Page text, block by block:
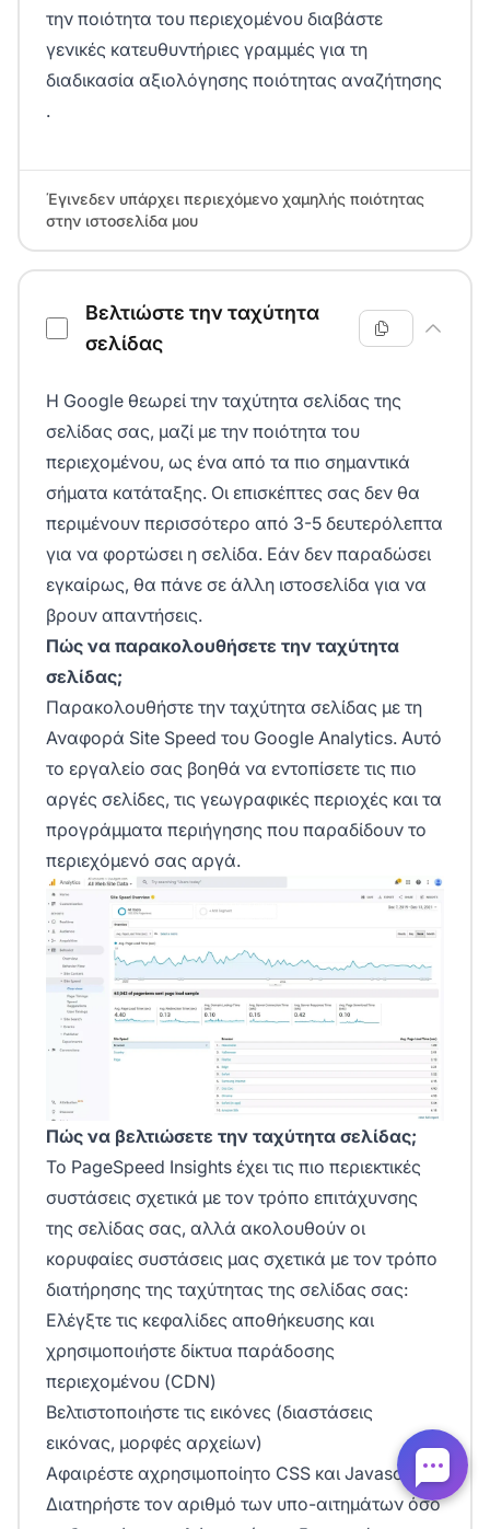
την ποιότητα του περιεχομένου διαβάστε
γενικές κατευθυντήριες γραμμές για τη
διαδικασία αξιολόγησης ποιότητας αναζήτησης
.
Έγινεδεν υπάρχει περιεχόμενο χαμηλής ποιότητας
στην ιστοσελίδα μου
Βελτιώστε την ταχύτητα
σελίδας
Η Google θεωρεί την ταχύτητα σελίδας της
σελίδας σας, μαζί με την ποιότητα του
περιεχομένου, ως ένα από τα πιο σημαντικά
σήματα κατάταξης. Οι επισκέπτες σας δεν θα
περιμένουν περισσότερο από 3-5 δευτερόλεπτα
για να φορτώσει η σελίδα. Εάν δεν παραδώσει
εγκαίρως, θα πάνε σε άλλη ιστοσελίδα για να
βρουν απαντήσεις.
Πώς να παρακολουθήσετε την ταχύτητα
σελίδας;
Παρακολουθήστε την ταχύτητα σελίδας με τη
Αναφορά Site Speed του Google Analytics. Αυτό
το εργαλείο σας βοηθά να εντοπίσετε τις πιο
αργές σελίδες, τις γεωγραφικές περιοχές και τα
προγράμματα περιήγησης που παραδίδουν το
περιεχόμενό σας αργά.
Πώς να βελτιώσετε την ταχύτητα σελίδας;
Το PageSpeed Insights έχει τις πιο περιεκτικές
συστάσεις σχετικά με τον τρόπο επιτάχυνσης
της σελίδας σας, αλλά ακολουθούν οι
κορυφαίες συστάσεις μας σχετικά με τον τρόπο
διατήρησης της ταχύτητας της σελίδας σας:
Ελέγξτε τις κεφαλίδες αποθήκευσης και
χρησιμοποιήστε δίκτυα παράδοσης
περιεχομένου (CDN)
Βελτιστοποιήστε τις εικόνες (διαστάσεις
εικόνας, μορφές αρχείων)
Αφαιρέστε αχρησιμοποίητο CSS και Javascript
Διατηρήστε τον αριθμό των υπο-αιτημάτων όσο